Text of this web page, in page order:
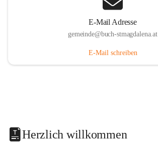
E-Mail Adresse
gemeinde@buch-stmagdalena.at
E-Mail schreiben
Herzlich willkommen